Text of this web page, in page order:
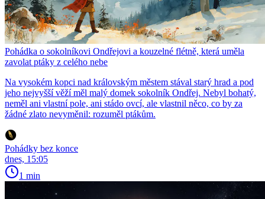
Pohádka o sokolníkovi Ondřejovi a kouzelné flétně, která uměla
zavolat ptáky z celého nebe
Na vysokém kopci nad královským městem stával starý hrad a pod
jeho nejvyšší věží měl malý domek sokolník Ondřej. Nebyl bohatý,
neměl ani vlastní pole, ani stádo ovcí, ale vlastnil něco, co by za
žádné zlato nevyměnil: rozuměl ptákům.
Pohádky bez konce
dnes, 15:05
1 min